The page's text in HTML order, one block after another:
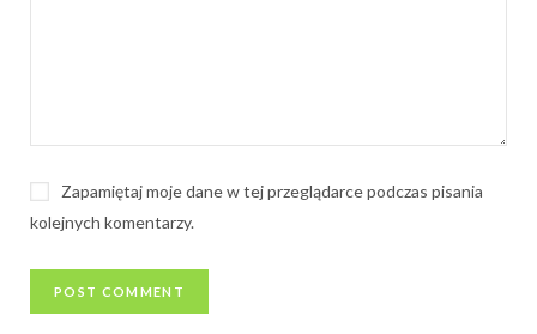
Zapamiętaj moje dane w tej przeglądarce podczas pisania
kolejnych komentarzy.